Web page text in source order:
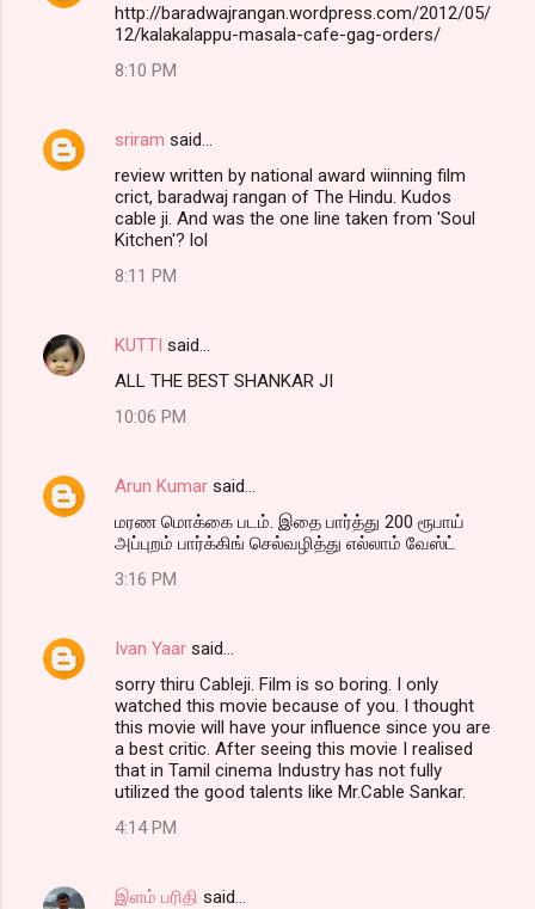
http://baradwajrangan.wordpress.com/2012/05/
12/kalakalappu-masala-cafe-gag-orders/
8:10 PM
sriram said…
review written by national award wiinning film
crict, baradwaj rangan of The Hindu. Kudos
cable ji. And was the one line taken from 'Soul
Kitchen'? lol
8:11 PM
KUTTI said…
ALL THE BEST SHANKAR JI
10:06 PM
Arun Kumar said…
மரண மொக்கை படம். இதை பார்த்து 200 ரூபாய்
அப்புறம் பார்க்கிங் செல்வழித்து எல்லாம் வேஸ்ட்
3:16 PM
Ivan Yaar said…
sorry thiru Cableji. Film is so boring. I only
watched this movie because of you. I thought
this movie will have your influence since you are
a best critic. After seeing this movie I realised
that in Tamil cinema Industry has not fully
utilized the good talents like Mr.Cable Sankar.
4:14 PM
இளம் பரிதி said…